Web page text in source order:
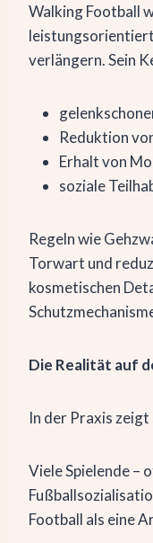
Walking Football
verlängern. Sein
Reduktion
Erhalt von
soziale
Regeln wie
Torwart und
kosmetischen
Die Realität auf
In der Praxis zeigt
Viele Spielende –
Football als eine